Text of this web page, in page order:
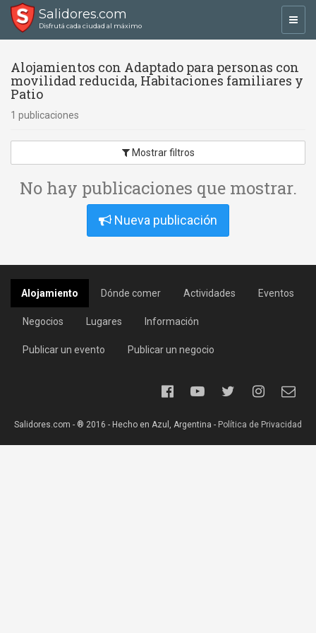
Salidores.com
Disfrutá cada ciudad al máximo
Alojamientos con Adaptado para personas con
movilidad reducida, Habitaciones familiares y
Patio
1 publicaciones
Mostrar filtros
No hay publicaciones que mostrar.
Nueva publicación
Alojamiento Dónde comer Actividades Eventos
Negocios Lugares Información
Publicar un evento Publicar un negocio
Salidores.com - ® 2016 - Hecho en Azul, Argentina - Política de Privacidad